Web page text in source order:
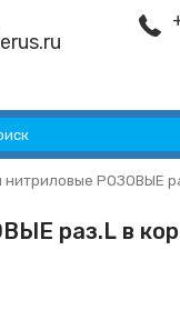
РОЗОВЫЕ
раз.L в